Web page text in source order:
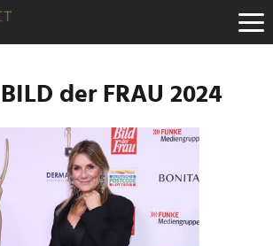
der FRAU 2024